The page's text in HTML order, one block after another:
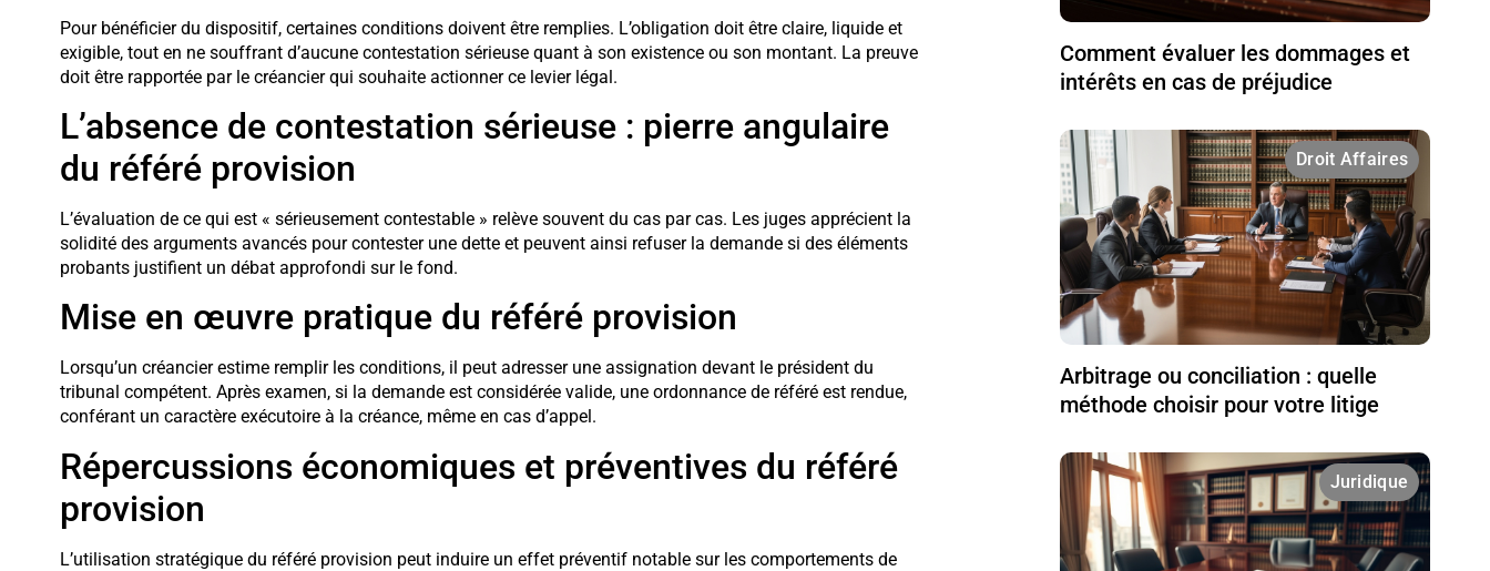
Pour bénéficier du dispositif, certaines conditions doivent être remplies. L’obligation doit être claire, liquide et
exigible, tout en ne souffrant d’aucune contestation sérieuse quant à son existence ou son montant. La preuve
doit être rapportée par le créancier qui souhaite actionner ce levier légal.
L’absence de contestation sérieuse : pierre angulaire
du référé provision
L’évaluation de ce qui est « sérieusement contestable » relève souvent du cas par cas. Les juges apprécient la
solidité des arguments avancés pour contester une dette et peuvent ainsi refuser la demande si des éléments
probants justifient un débat approfondi sur le fond.
Mise en œuvre pratique du référé provision
Lorsqu’un créancier estime remplir les conditions, il peut adresser une assignation devant le président du
tribunal compétent. Après examen, si la demande est considérée valide, une ordonnance de référé est rendue,
conférant un caractère exécutoire à la créance, même en cas d’appel.
Répercussions économiques et préventives du référé
provision
L’utilisation stratégique du référé provision peut induire un effet préventif notable sur les comportements de
Comment évaluer les dommages et
intérêts en cas de préjudice
Droit Affaires
Arbitrage ou conciliation : quelle
méthode choisir pour votre litige
Juridique